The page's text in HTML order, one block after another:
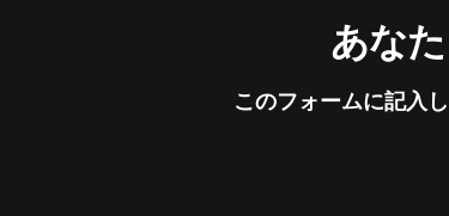
あな
このフォームに記入